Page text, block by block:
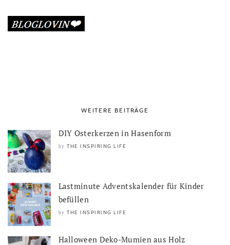
WEITERE BEITRÄGE
DIY Osterkerzen in Hasenform
by THE INSPIRING LIFE
Lastminute Adventskalender für Kinder
befüllen
by THE INSPIRING LIFE
Halloween Deko-Mumien aus Holz